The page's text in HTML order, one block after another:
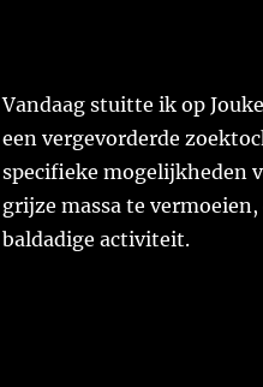
Vandaag stuitte ik op
een vergevorderde
specifieke mogelijkheden
grijze massa te
baldadige activiteit.